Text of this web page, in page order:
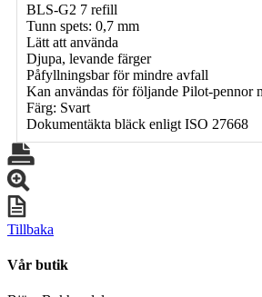
BLS-G2 7 refill
Tunn spets: 0,7 mm
Lätt att använda
Djupa, levande färger
Påfyllningsbar för mindre avfall
Kan användas för följande Pilot-
Färg: Svart
Dokumentäkta bläck enligt ISO 27668
Tillbaka
Vår butik